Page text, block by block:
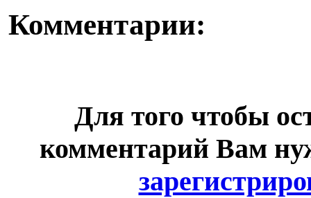
Комментарии:
Для того чтобы
комментарий Вам